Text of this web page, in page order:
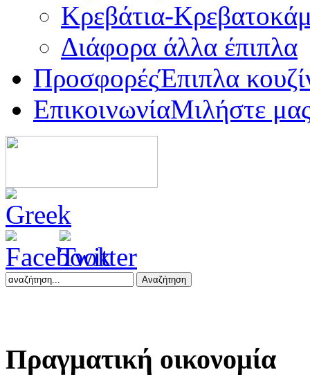
Κρεβάτια-
Διάφορα άλλα έπιπλα
ΠροσφορέςΈπιπλα
ΕπικοινωνίαΜιλήστε
Αναζήτηση
Πραγματική οικονομία